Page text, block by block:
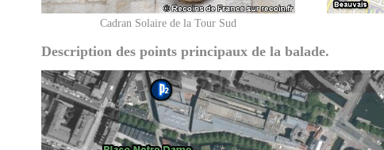
Cadran Solaire de la Tour Sud
Description des points principaux de la balade.